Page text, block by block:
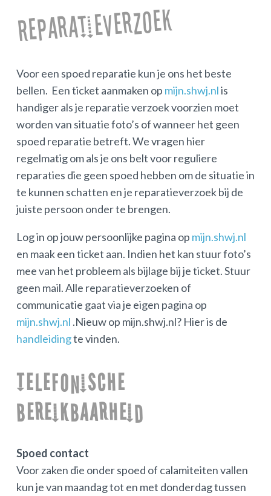
Reparatieverzoek
Voor een spoed reparatie kun je ons het beste
bellen. Een ticket aanmaken op mijn.shwj.nlis
handiger als je reparatie verzoek voorzien moet
worden van situatie foto’s of wanneer het geen
spoed reparatie betreft. We vragen hier
regelmatig om als je ons belt voor reguliere
reparaties die geen spoed hebben om de situatie in
te kunnen schatten en je reparatieverzoek bij de
juiste persoon onder te brengen.
Log in op jouw persoonlijke pagina op mijn.shwj.nl
en maak een ticket aan. Indien het kan stuur foto’s
mee van het probleem als bijlage bij je ticket. Stuur
geen mail. Alle reparatieverzoeken of
communicatie gaat via je eigen pagina op
mijn.shwj.nl .Nieuw op mijn.shwj.nl? Hier is de
handleidingte vinden.
Telefonische
bereikbaarheid
Spoed contact
Voor zaken die onder spoed of calamiteiten vallen
kun je van maandag tot en met donderdag tussen